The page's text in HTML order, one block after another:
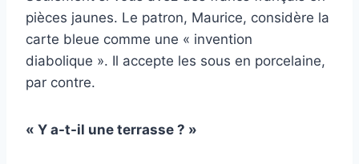
pièces jaunes. Le patron, Maurice, considère la
carte bleue comme une « invention
diabolique ». Il accepte les sous en porcelaine,
par contre.
« Y a-t-il une terrasse ? »